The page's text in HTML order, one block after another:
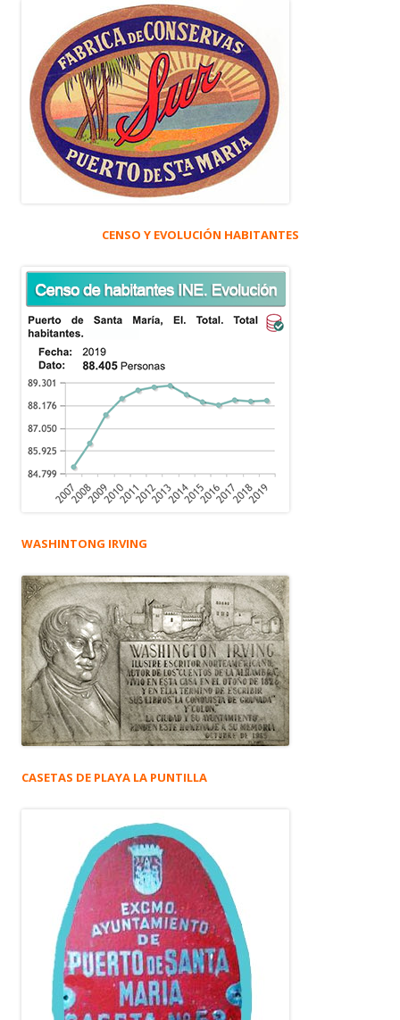
CENSO Y EVOLUCIÓN HABITANTES
WASHINTONG IRVING
CASETAS DE PLAYA LA PUNTILLA